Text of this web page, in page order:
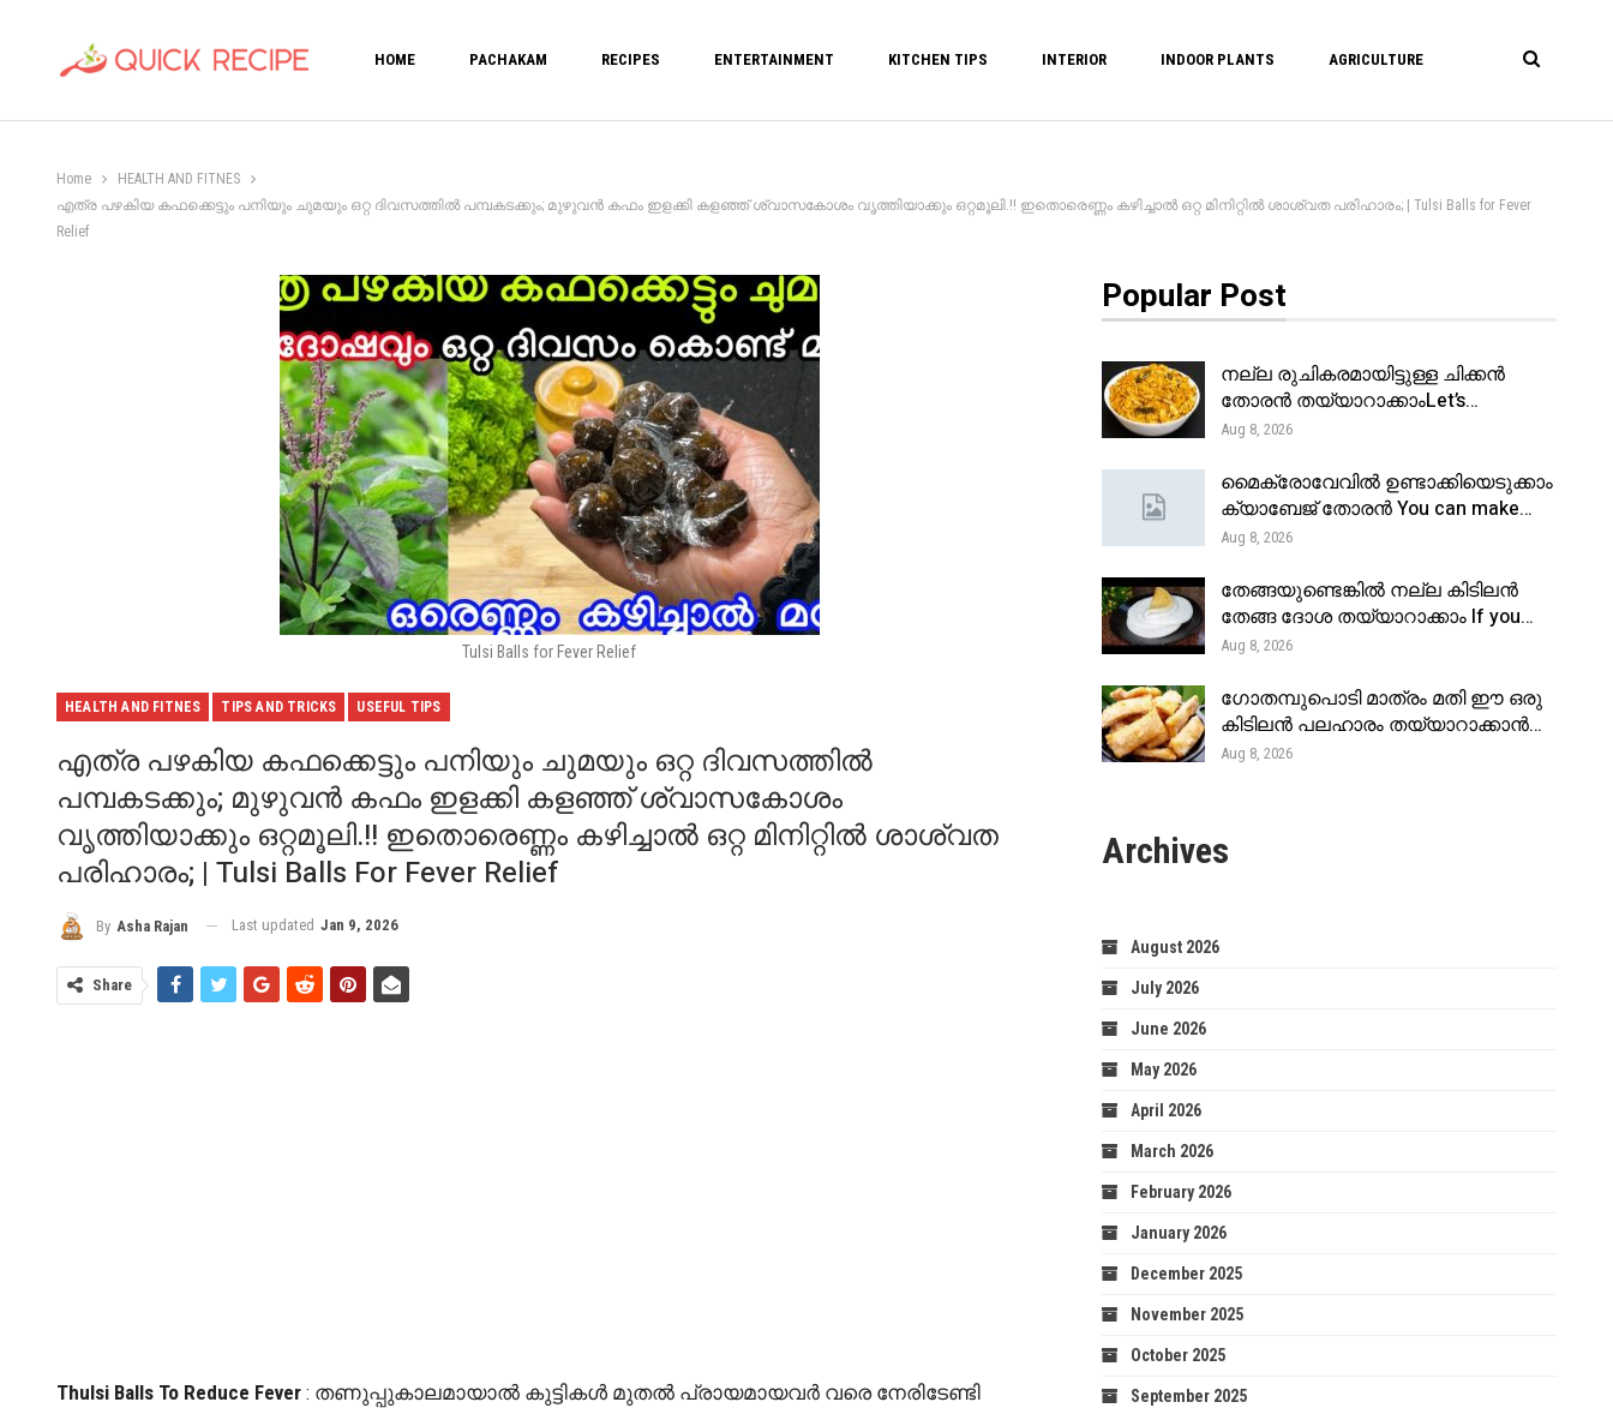
HOME PACHAKAM RECIPES ENTERTAINMENT KITCHEN TIPS INTERIOR INDOOR PLANTS AGRICULTURE
Home
HEALTH AND FITNES
എത്ര പഴകിയ കഫക്കെട്ടും പനിയും ചുമയും ഒറ്റ ദിവസത്തിൽ പമ്പകടക്കും; മുഴുവൻ കഫം ഇളക്കി കളഞ്ഞ് ശ്വാസകോശം വൃത്തിയാക്കും ഒറ്റമൂലി.!! ഇതൊരെണ്ണം കഴിച്ചാൽ ഒറ്റ മിനിറ്റിൽ ശാശ്വത പരിഹാരം; | Tulsi Balls for Fever
Relief
Tulsi Balls for Fever Relief
HEALTH AND FITNES TIPS AND TRICKS USEFUL TIPS
എത്ര പഴകിയ കഫക്കെട്ടും പനിയും ചുമയും ഒറ്റ ദിവസത്തിൽ
പമ്പകടക്കും; മുഴുവൻ കഫം ഇളക്കി കളഞ്ഞ് ശ്വാസകോശം
വൃത്തിയാക്കും ഒറ്റമൂലി.!! ഇതൊരെണ്ണം കഴിച്ചാൽ ഒറ്റ മിനിറ്റിൽ ശാശ്വത
പരിഹാരം; | Tulsi Balls For Fever Relief
By Asha Rajan Last updated Jan 9, 2026
Share
Thulsi Balls To Reduce Fever : തണുപ്പുകാലമായാൽ കുട്ടികൾ മുതൽ പ്രായമായവർ വരെ നേരിടേണ്ടി
Popular Post
നല്ല രുചികരമായിട്ടുള്ള ചിക്കൻ
തോരൻ തയ്യാറാക്കാംLet’s…
Aug 8, 2026
മൈക്രോവേവിൽ ഉണ്ടാക്കിയെടുക്കാം
ക്യാബേജ് തോരൻ You can make…
Aug 8, 2026
തേങ്ങയുണ്ടെങ്കിൽ നല്ല കിടിലൻ
തേങ്ങ ദോശ തയ്യാറാക്കാം If you…
Aug 8, 2026
ഗോതമ്പുപൊടി മാത്രം മതി ഈ ഒരു
കിടിലൻ പലഹാരം തയ്യാറാക്കാൻ…
Aug 8, 2026
Archives
August 2026
July 2026
June 2026
May 2026
April 2026
March 2026
February 2026
January 2026
December 2025
November 2025
October 2025
September 2025